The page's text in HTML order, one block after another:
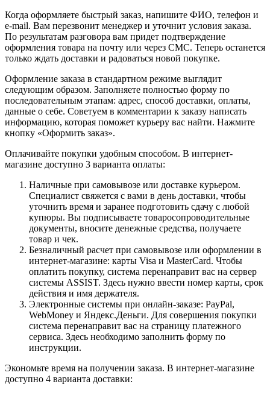
Когда оформляете быстрый заказ, напишите ФИО, телефон и
e-mail. Вам перезвонит менеджер и уточнит условия заказа.
По результатам разговора вам придет подтверждение
оформления товара на почту или через СМС. Теперь останется
только ждать доставки и радоваться новой покупке.
Оформление заказа в стандартном режиме выглядит
следующим образом. Заполняете полностью форму по
последовательным этапам: адрес, способ доставки, оплаты,
данные о себе. Советуем в комментарии к заказу написать
информацию, которая поможет курьеру вас найти. Нажмите
кнопку «Оформить заказ».
Оплачивайте покупки удобным способом. В интернет-
магазине доступно 3 варианта оплаты:
Наличные при самовывозе или доставке курьером.
Специалист свяжется с вами в день доставки, чтобы
уточнить время и заранее подготовить сдачу с любой
купюры. Вы подписываете товаросопроводительные
документы, вносите денежные средства, получаете
товар и чек.
Безналичный расчет при самовывозе или оформлении в
интернет-магазине: карты Visa и MasterCard. Чтобы
оплатить покупку, система перенаправит вас на сервер
системы ASSIST. Здесь нужно ввести номер карты, срок
действия и имя держателя.
Электронные системы при онлайн-заказе: PayPal,
WebMoney и Яндекс.Деньги. Для совершения покупки
система перенаправит вас на страницу платежного
сервиса. Здесь необходимо заполнить форму по
инструкции.
Экономьте время на получении заказа. В интернет-магазине
доступно 4 варианта доставки: